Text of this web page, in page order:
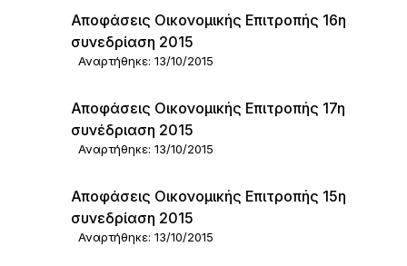
Αποφάσεις Οικονομικής Επιτροπής 16η
συνεδρίαση 2015
Αναρτήθηκε: 13/10/2015
Αποφάσεις Οικονομικής Επιτροπής 17η
συνέδριαση 2015
Αναρτήθηκε: 13/10/2015
Αποφάσεις Οικονομικής Επιτροπής 15η
συνεδρίαση 2015
Αναρτήθηκε: 13/10/2015